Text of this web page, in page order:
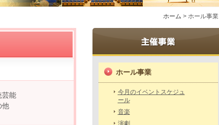
ホーム > ホール事業
芸能
他
ホール事業
今月のイベントスケジュ
ール
音楽
演劇